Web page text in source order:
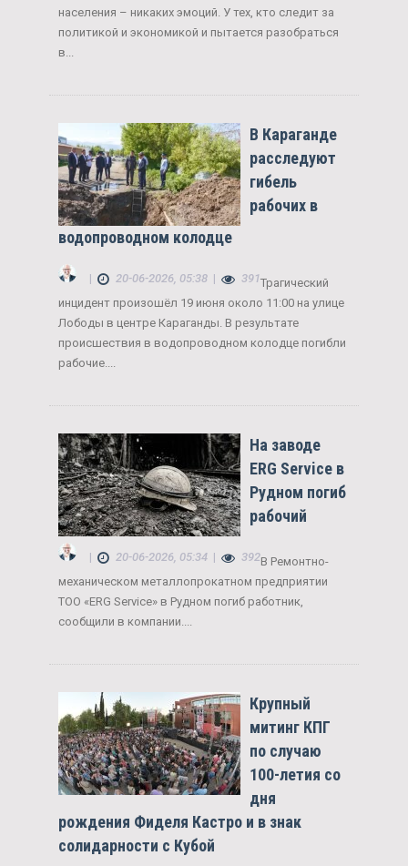
населения – никаких эмоций. У тех, кто следит за
политикой и экономикой и пытается разобраться
в...
В Караганде
расследуют
гибель
рабочих в
водопроводном колодце
| 20-06-2026, 05:38 | 391Трагический
инцидент произошёл 19 июня около 11:00 на улице
Лободы в центре Караганды. В результате
происшествия в водопроводном колодце погибли
рабочие....
На заводе
ERG Service в
Рудном погиб
рабочий
| 20-06-2026, 05:34 | 392В Ремонтно-
механическом металлопрокатном предприятии
ТОО «ERG Service» в Рудном погиб работник,
сообщили в компании....
Крупный
митинг КПГ
по случаю
100-летия со
дня
рождения Фиделя Кастро и в знак
солидарности с Кубой